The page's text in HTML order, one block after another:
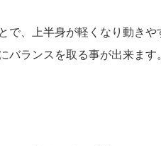
で、上半身が軽くなり動きや
バランスを取る事が出来ま